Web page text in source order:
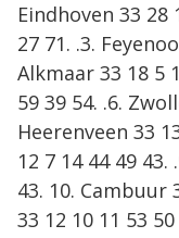
Eindhoven 33 28
27 71. .3.
Alkmaar 33 18 5
59 39 54. .6.
Heerenveen 33
12 7 14 44 49
43. 10. Cambuur
33 12 10 11 53